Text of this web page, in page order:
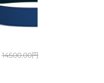
14500.00円